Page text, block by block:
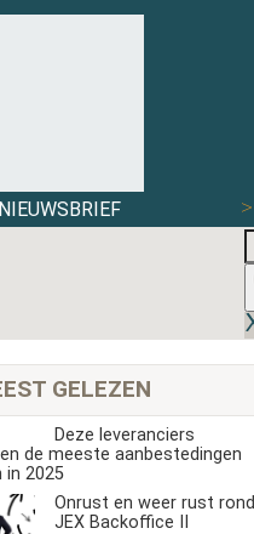
NIEUWSBRIEF
GELEZEN
Deze leveranciers
de meeste aanbestedingen
in 2025
Onrust en weer rust rond
JEX Backoffice II